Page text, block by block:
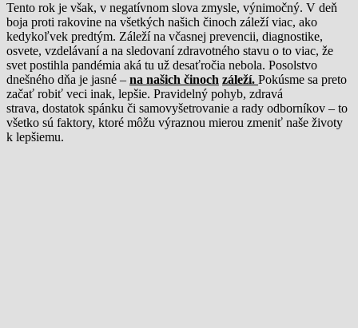
Tento rok je však, v negatívnom slova zmysle, výnimočný. V deň
boja proti rakovine na všetkých našich činoch záleží viac, ako
kedykoľvek predtým. Záleží na včasnej prevencii, diagnostike,
osvete, vzdelávaní a na sledovaní zdravotného stavu o to viac, že
svet postihla pandémia aká tu už desaťročia nebola. Posolstvo
dnešného dňa je jasné – na našich činoch záleží. Pokúsme sa preto
začať robiť veci inak, lepšie. Pravidelný pohyb, zdravá
strava, dostatok spánku či samovyšetrovanie a rady odborníkov – to
všetko sú faktory, ktoré môžu výraznou mierou zmeniť naše životy
k lepšiemu.